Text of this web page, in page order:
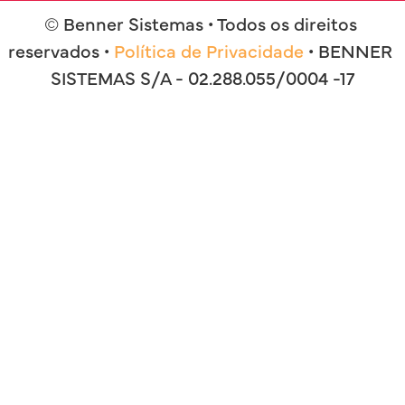
© Benner Sistemas • Todos os direitos
reservados • Política de Privacidade • BENNER
SISTEMAS S/A - 02.288.055/0004 -17